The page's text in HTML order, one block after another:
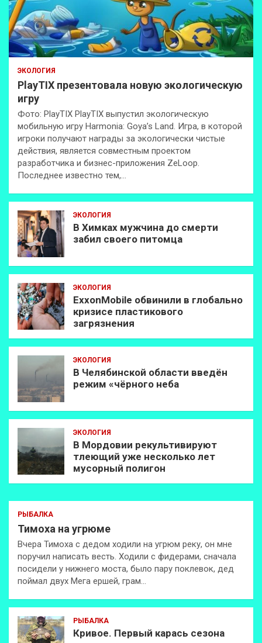
ЭКОЛОГИЯ
PlayTIX презентовала новую экологическую
игру
Фото: PlayTIX PlayTIX выпустил экологическую
мобильную игру Harmonia: Goya’s Land. Игра, в которой
игроки получают награды за экологически чистые
действия, является совместным проектом
разработчика и бизнес-приложения ZeLoop.
Последнее известно тем,…
ЭКОЛОГИЯ
В Химках мужчина до смерти
забил своего питомца
ЭКОЛОГИЯ
ExxonMobilе обвинили в глобально
кризисе пластикового
загрязнения
ЭКОЛОГИЯ
В Челябинской области введён
режим «чёрного неба
ЭКОЛОГИЯ
В Мордовии рекультивируют
тлеющий уже несколько лет
мусорный полигон
РЫБАЛКА
Тимоха на угрюме
Вчера Тимоха с дедом ходили на угрюм реку, он мне
поручил написать весть. Ходили с фидерами, сначала
посидели у нижнего моста, было пару поклевок, дед
поймал двух Мега ершей, грам…
РЫБАЛКА
Кривое. Первый карась сезона